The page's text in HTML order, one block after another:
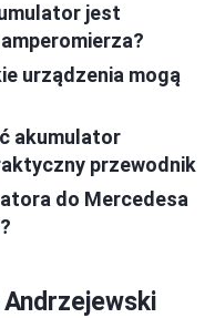
jest
urządzenia mogą
akumulator
przewodnik
do Mercedesa
Andrzejewski